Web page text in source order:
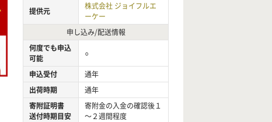
提供元
株式会社 ジョイフルエ
ーケー
申し込み/配送情報
何度でも申込
可能
○
申込受付
通年
出荷時期
通年
寄附証明書
送付時期目安
寄附金の入金の確認後１
～２週間程度